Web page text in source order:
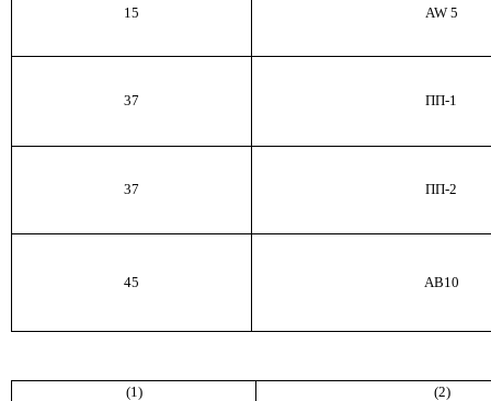
15 AW 5
37 ПП-1
37 ПП-2
45 AB10
(1) (2)